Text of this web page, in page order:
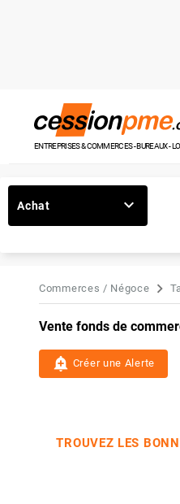
ENTREPRISES & COMMERCES - BUREAUX -
Achat
Commerces / Négoce
Vente fonds de
add_alert Créer une Alerte
TROUVEZ LES